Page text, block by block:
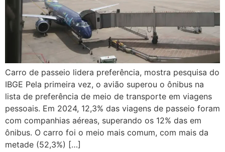
Carro de passeio lidera preferência, mostra pesquisa do
IBGE Pela primeira vez, o avião superou o ônibus na
lista de preferência de meio de transporte em viagens
pessoais. Em 2024, 12,3% das viagens de passeio foram
com companhias aéreas, superando os 12% das em
ônibus. O carro foi o meio mais comum, com mais da
metade (52,3%) […]